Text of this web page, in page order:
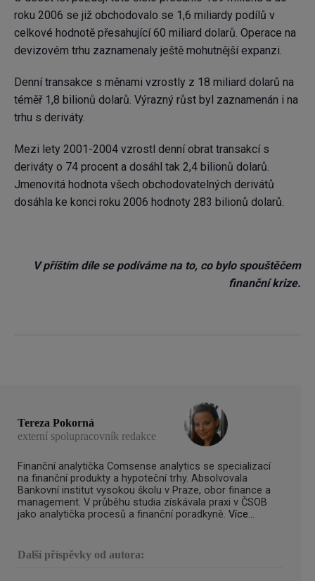
roku 2006 se již obchodovalo se 1,6 miliardy podílů v
celkové hodnotě přesahující 60 miliard dolarů. Operace na
devizovém trhu zaznamenaly ještě mohutnější expanzi.
Denní transakce s měnami vzrostly z 18 miliard dolarů na
téměř 1,8 bilionů dolarů. Výrazný růst byl zaznamenán i na
trhu s deriváty.
Mezi lety 2001-2004 vzrostl denní obrat transakcí s
deriváty o 74 procent a dosáhl tak 2,4 bilionů dolarů.
Jmenovitá hodnota všech obchodovatelných derivátů
dosáhla ke konci roku 2006 hodnoty 283 bilionů dolarů.
V příštím díle se podíváme na to, co bylo spouštěčem
finanční krize.
Tereza Pokorná
externí spolupracovník redakce
Finanční analytička Comsense analytics se specializací
na finanční produkty a hypoteční trhy. Absolvovala
Bankovní institut vysokou školu v Praze, obor finance a
management. V průběhu studia získávala praxi v ČSOB
jako analytička procesů a finanční poradkyně. Více...
Další příspěvky od autora: